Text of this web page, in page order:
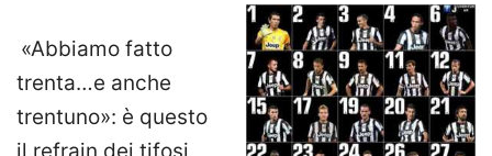
«Abbiamo fatto
trenta…e anche
trentuno»: è questo